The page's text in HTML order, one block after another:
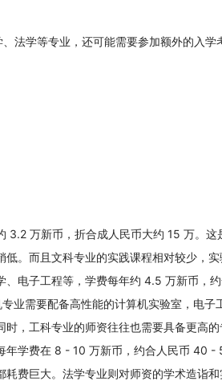
法学等专业，还可能需要参加额外的入学
3.2 万新币，折合成人民币大约 15 万。这
。而且文科专业的实践课程相对较少，实
电子工程等，学费每年约 4.5 万新币，约
业需要配备高性能的计算机实验室，电子
，工科专业的师资往往也需要具备更高
年学费在 8 - 10 万新币，约合人民币 40 -
费巨大。法学专业则对师资的学术造诣